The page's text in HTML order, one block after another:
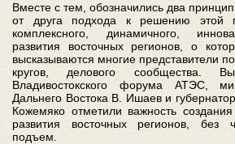
Вместе с тем, обозначились два
от друга подхода к решению этой
комплексного, динамичного,
развития восточных регионов, о
высказываются многие представители
кругов, делового сообщества.
Владивостокского форума АТЭС,
Дальнего Востока В. Ишаев и
Кожемяко отметили важность
развития восточных регионов, без
подъем.